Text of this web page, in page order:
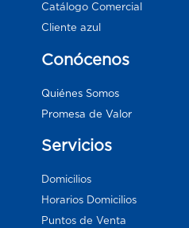
Catálogo Comercial
Cliente azul
Conócenos
Quiénes Somos
Promesa de Valor
Servicios
Domicilios
Horarios Domicilios
Puntos de Venta